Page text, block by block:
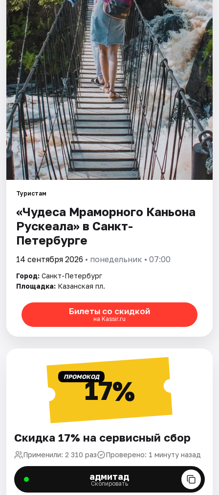
Города
Площадки
Артисты
Рейтинги
Туристам
«Чудеса Мраморного Каньона
Рускеала» в Санкт-
Петербурге
14 сентября 2026 • понедельник • 07:00
Город: Санкт-Петербург
Площадка: Казанская пл.
Билеты со скидкой
на Kassir.ru
ПРОМОКОД17%
Скидка 17% на сервисный сбор
Применили: 2 310 раз Проверено: 1 минуту назад
адмитад
Скопировать